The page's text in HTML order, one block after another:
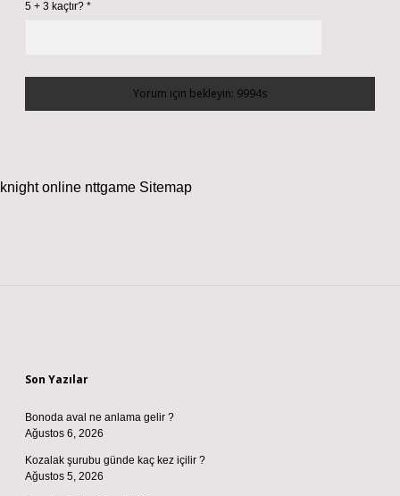
5 + 3 kaçtır? *
knight online nttgame Sitemap
Son Yazılar
Bonoda aval ne anlama gelir ?
Ağustos 6, 2026
Kozalak şurubu günde kaç kez içilir ?
Ağustos 5, 2026